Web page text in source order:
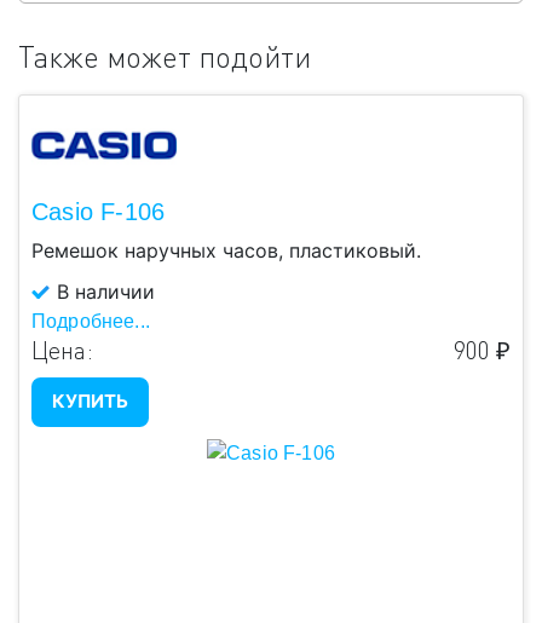
Также может подойти
Casio F-106
Ремешок наручных часов, пластиковый.
В наличии
Подробнее...
Цена: 900 ₽
КУПИТЬ